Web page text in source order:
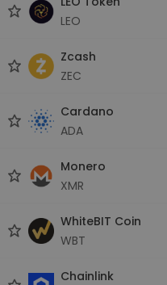
LEO
Zcash
ZEC
Cardano
ADA
Monero
XMR
WhiteBIT Coin
WBT
Chainlink